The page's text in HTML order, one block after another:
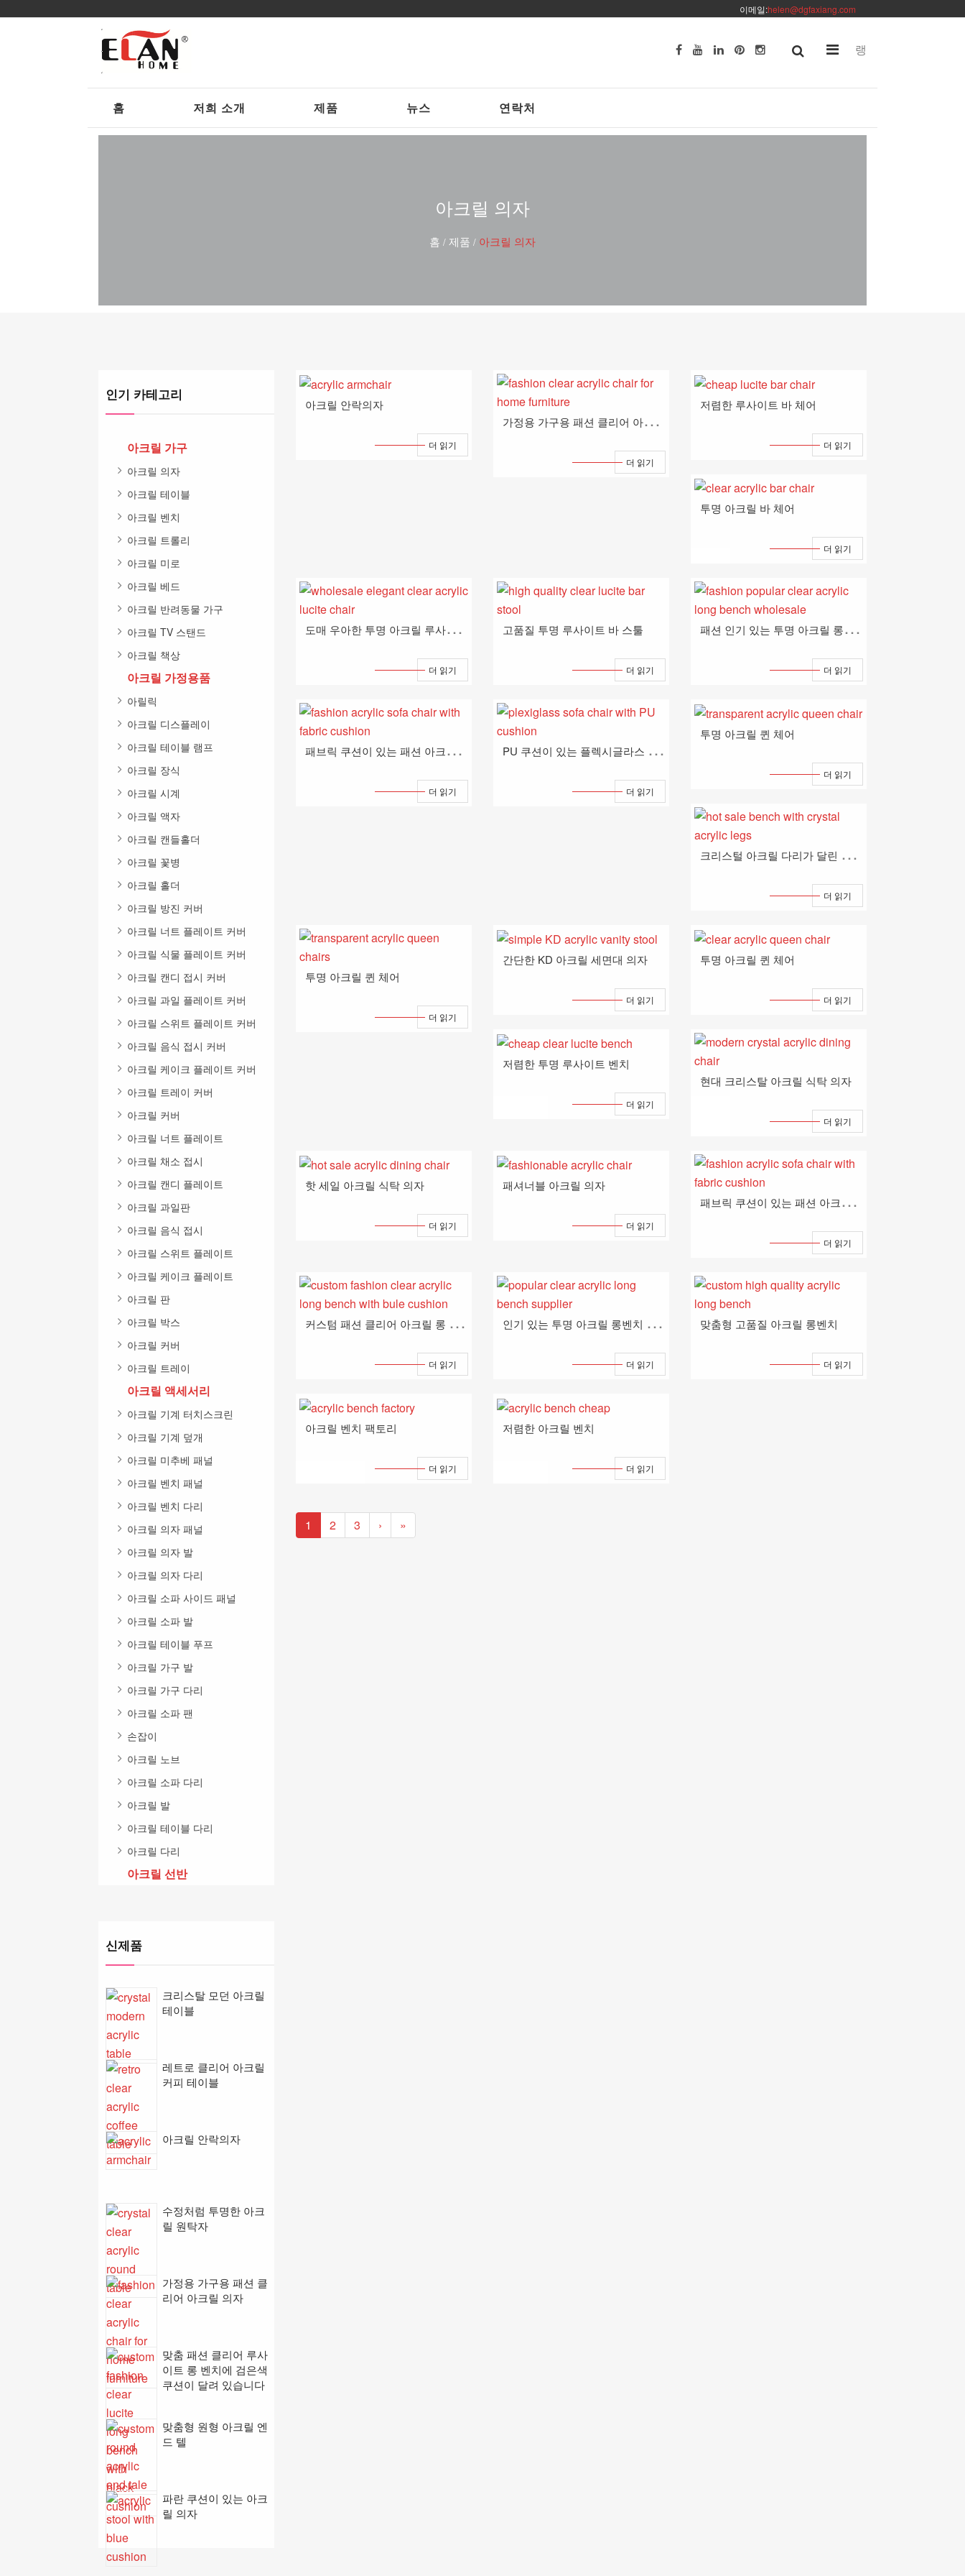
이메일:helen@dgfaxiang.com
랭
홈 저희 소개 제품 뉴스 연락처
아크릴 의자
홈 / 제품 / 아크릴 의자
인기 카테고리
아크릴 가구
아크릴 의자
아크릴 테이블
아크릴 벤치
아크릴 트롤리
아크릴 미로
아크릴 베드
아크릴 반려동물 가구
아크릴 TV 스탠드
아크릴 책상
아크릴 가정용품
아릴릭
아크릴 디스플레이
아크릴 테이블 램프
아크릴 장식
아크릴 시계
아크릴 액자
아크릴 캔들홀더
아크릴 꽃병
아크릴 홀더
아크릴 방진 커버
아크릴 너트 플레이트 커버
아크릴 식물 플레이트 커버
아크릴 캔디 접시 커버
아크릴 과일 플레이트 커버
아크릴 스위트 플레이트 커버
아크릴 음식 접시 커버
아크릴 케이크 플레이트 커버
아크릴 트레이 커버
아크릴 커버
아크릴 너트 플레이트
아크릴 채소 접시
아크릴 캔디 플레이트
아크릴 과일판
아크릴 음식 접시
아크릴 스위트 플레이트
아크릴 케이크 플레이트
아크릴 판
아크릴 박스
아크릴 커버
아크릴 트레이
아크릴 액세서리
아크릴 기계 터치스크린
아크릴 기계 덮개
아크릴 미추베 패널
아크릴 벤치 패널
아크릴 벤치 다리
아크릴 의자 패널
아크릴 의자 발
아크릴 의자 다리
아크릴 소파 사이드 패널
아크릴 소파 발
아크릴 테이블 푸프
아크릴 가구 발
아크릴 가구 다리
아크릴 소파 팬
손잡이
아크릴 노브
아크릴 소파 다리
아크릴 발
아크릴 테이블 다리
아크릴 다리
아크릴 선반
신제품
크리스탈 모던 아크릴
테이블
레트로 클리어 아크릴
커피 테이블
아크릴 안락의자
수정처럼 투명한 아크
릴 원탁자
가정용 가구용 패션 클
리어 아크릴 의자
맞춤 패션 클리어 루사
이트 롱 벤치에 검은색
쿠션이 달려 있습니다
맞춤형 원형 아크릴 엔
드 텔
파란 쿠션이 있는 아크
릴 의자
아크릴 안락의자
더 읽기
가
정용 가구용 패션 클리어 아크릴 의자
더 읽기
저렴한 루사이트 바 체어
더 읽기
투명 아크릴 바 체어
더 읽기
도
매 우아한 투명 아크릴 루사이트 의자
더 읽기
고품질 투명 루사이트 바 스툴
더 읽기
패
션 인기 있는 투명 아크릴 롱벤치 도매
더 읽기
패
브릭 쿠션이 있는 패션 아크릴 소파 의자
더 읽기
P
U 쿠션이 있는 플렉시글라스 소파 의자
더 읽기
투명 아크릴 퀸 체어
더 읽기
크
리스털 아크릴 다리가 달린 인기 있는 벤치
더 읽기
투명 아크릴 퀸 체어
더 읽기
간단한 KD 아크릴 세면대 의자
더 읽기
투명 아크릴 퀸 체어
더 읽기
저렴한 투명 루사이트 벤치
더 읽기
현대 크리스탈 아크릴 식탁 의자
더 읽기
핫 세일 아크릴 식탁 의자
더 읽기
패셔너블 아크릴 의자
더 읽기
패
브릭 쿠션이 있는 패션 아크릴 소파 의자
더 읽기
커
스텀 패션 클리어 아크릴 롱 벤치와 뷸 쿠션
더 읽기
인
기 있는 투명 아크릴 롱벤치 공급업체
더 읽기
맞춤형 고품질 아크릴 롱벤치
더 읽기
아크릴 벤치 팩토리
더 읽기
저렴한 아크릴 벤치
더 읽기
1 2 3 › »